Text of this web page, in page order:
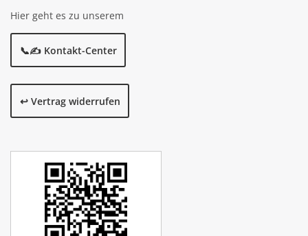
Hier geht es zu unserem
📞✍️ Kontakt-Center
↩️ Vertrag widerrufen